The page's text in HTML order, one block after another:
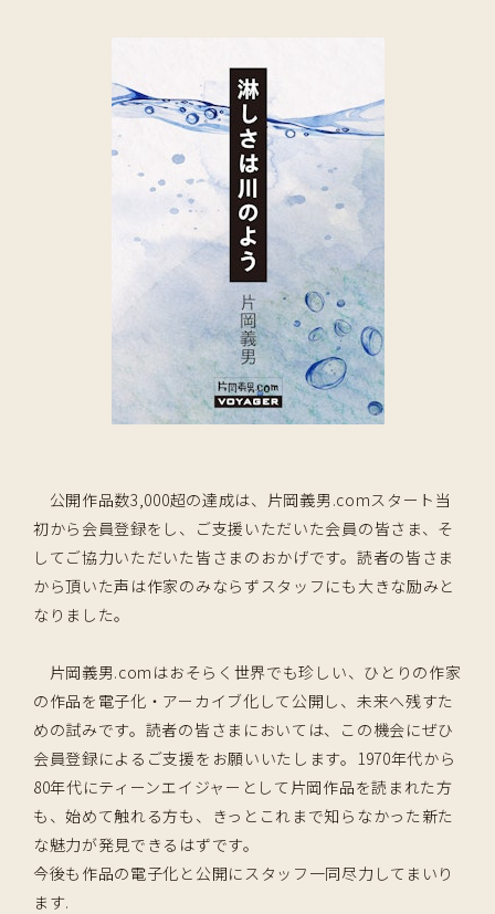
公開作品数3,000超の達成は、片岡義男.comスタート当
初から会員登録をし、ご支援いただいた会員の皆さま、そ
してご協力いただいた皆さまのおかげです。読者の皆さま
から頂いた声は作家のみならずスタッフにも大きな励みと
なりました。
片岡義男.comはおそらく世界でも珍しい、ひとりの作家
の作品を電子化・アーカイブ化して公開し、未来へ残すた
めの試みです。読者の皆さまにおいては、この機会にぜひ
会員登録によるご支援をお願いいたします。1970年代から
80年代にティーンエイジャーとして片岡作品を読まれた方
も、始めて触れる方も、きっとこれまで知らなかった新た
な魅力が発見できるはずです。
今後も作品の電子化と公開にスタッフ一同尽力してまいり
ます.